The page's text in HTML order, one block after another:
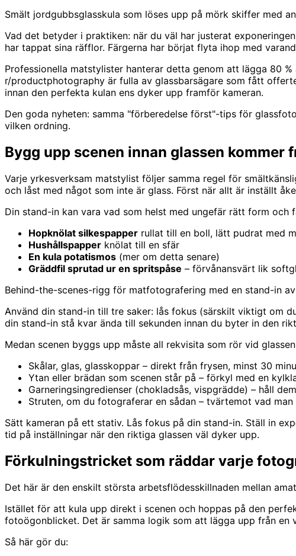
Smält jordgubbsglasskula som löses upp på mörk skiffer med
Vad det betyder i praktiken: när du väl har justerat
har tappat sina räfflor. Färgerna har börjat flyta ihop med
Professionella matstylister hanterar detta genom att lägga 80
r/productphotography är fulla av glassbarsägare som fått
innan den perfekta kulan ens dyker upp framför kameran.
Den goda nyheten: samma "förberedelse först"-tips för
vilken ordning.
Bygg upp scenen innan glassen kommer
Varje yrkesverksam matstylist följer samma regel för
och låst med något som inte är glass. Först när allt är inställt
Din stand-in kan vara vad som helst med ungefär rätt form och
Hopknölat silkespapper rullat till en boll, lätt pudrat med
Hushållspapper knölat till en sfär
En kula potatismos (mer om detta senare)
Gräddfil sprutad ur en spritspåse – förvånansvärt lik
Behind-the-scenes-rigg för matfotografering med en stand-in
Använd din stand-in till tre saker: lås fokus (särskilt viktigt om
din stand-in stå kvar ända till sekunden innan du byter in den
Medan scenen byggs upp måste all rekvisita som rör vid
Skålar, glas, glasskoppar – direkt från frysen, minst 30
Ytan eller brädan som scenen står på – förkyl med en
Garneringsingredienser (chokladsås, vispgrädde) – håll
Struten, om du fotograferar en sådan – tvärtemot vad
Sätt kameran på ett stativ. Lås fokus på din stand-in. Ställ in
tid på inställningar när den riktiga glassen väl dyker upp.
Förkulningstricket som räddar varje
Det här är den enskilt största arbetsflödesskillnaden mellan
Istället för att kula upp direkt i scenen och hoppas på den
fotoögonblicket. Det är samma logik som att lägga upp från
Så här gör du: